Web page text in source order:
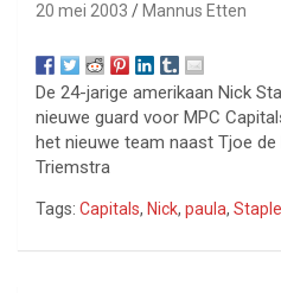
20 mei 2003 Mannus Etten
De 24-jarige amerikaan Nick
nieuwe guard voor MPC
het nieuwe team naast Tjoe de
Triemstra
Tags: Capitals, Nick, paula,